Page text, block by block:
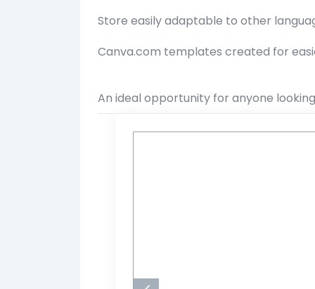
Store easily adaptable to other
Canva.com templates created for
An ideal opportunity for anyone